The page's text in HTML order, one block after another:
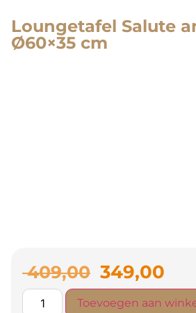
Loungetafel Salute
Ø60×35 cm
409,00 349,00
Toevoegen aan